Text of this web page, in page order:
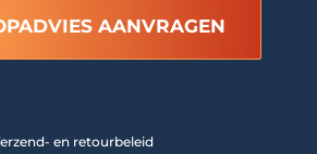
AANVRAGEN
en retourbeleid